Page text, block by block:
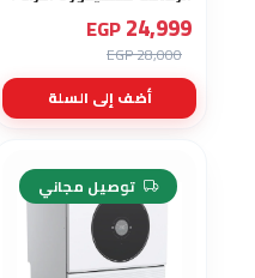
3802F
24,999
EGP
28,000 EGP
أضف إلى السلة
-13%
توصيل مجاني